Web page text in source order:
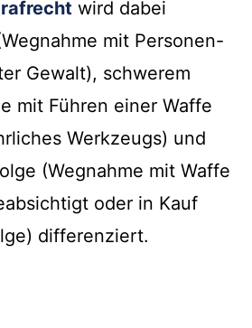
wird dabei
mit Personen-
Gewalt), schwerem
mit Führen einer Waffe
Werkzeugs) und
(Wegnahme mit Waffe
oder in Kauf
differenziert.